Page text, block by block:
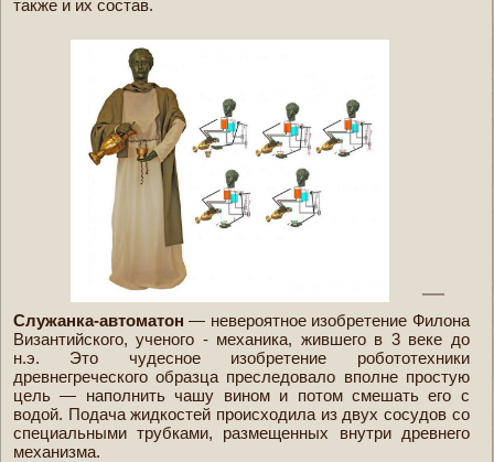
также и их состав.
Служанка-автоматон — невероятное изобретение Филона
Византийского, ученого - механика, жившего в 3 веке до
н.э. Это чудесное изобретение робототехники
древнегреческого образца преследовало вполне простую
цель — наполнить чашу вином и потом смешать его с
водой. Подача жидкостей происходила из двух сосудов со
специальными трубками, размещенных внутри древнего
механизма.